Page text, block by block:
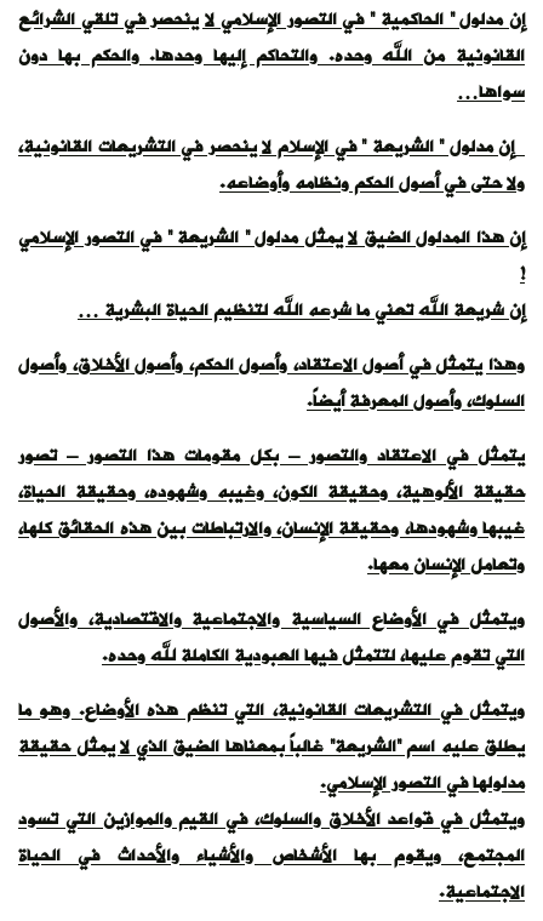
إن مدلول ” الحاكمية ” في التصور الإسلامي لا ينحصر في تلقي الشرائع
القانونية من الله وحده. والتحاكم إليها وحدها. والحكم بها دون
سواها…
إن مدلول ” الشريعة ” في الإسلام لا ينحصر في التشريعات القانونية،
ولا حتى في أصول الحكم ونظامه وأوضاعه.
إن هذا المدلول الضيق لا يمثل مدلول ” الشريعة ” في التصور الإسلامي
!
إن شريعة الله تعني ما شرعه الله لتنظيم الحياة البشرية…
وهذا يتمثل في أصول الاعتقاد، وأصول الحكم، وأصول الأخلاق، وأصول
السلوك، وأصول المعرفة أيضاً.
يتمثل في الاعتقاد والتصور – بكل مقومات هذا التصور – تصور
حقيقة الألوهية، وحقيقة الكون، وغيبه وشهوده، وحقيقة الحياة،
غيبها وشهودها، وحقيقة الإنسان، والارتباطات بين هذه الحقائق كلها،
وتعامل الإنسان معها.
ويتمثل في الأوضاع السياسية والاجتماعية والاقتصادية، والأصول
التي تقوم عليها، لتتمثل فيها العبودية الكاملة لله وحده.
ويتمثل في التشريعات القانونية، التي تنظم هذه الأوضاع. وهو ما
يطلق عليه اسم “الشريعة” غالباً بمعناها الضيق الذي لا يمثل حقيقة
مدلولها في التصور الإسلامي.
ويتمثل في قواعد الأخلاق والسلوك، في القيم والموازين التي تسود
المجتمع، ويقوم بها الأشخاص والأشياء والأحداث في الحياة
الاجتماعية.